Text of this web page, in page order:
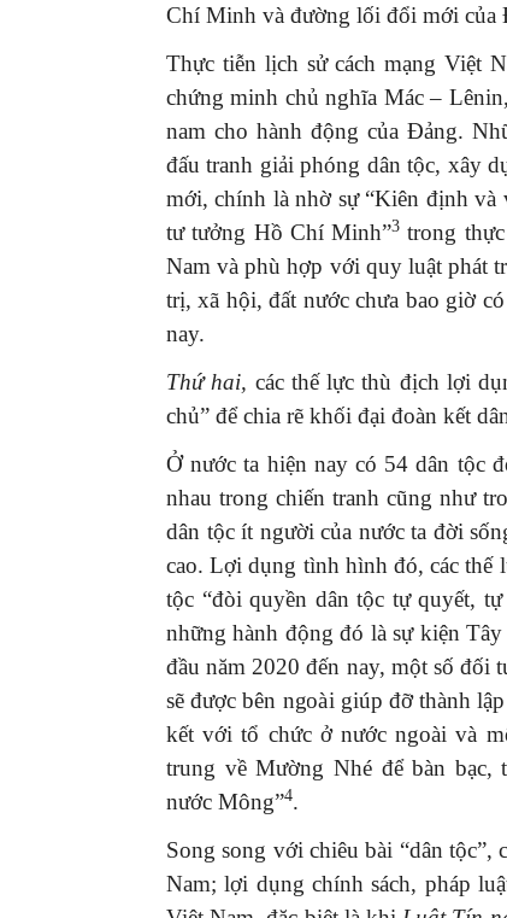
Chí Minh và đường lối đổi mới của
Thực tiễn lịch sử cách mạng Việt
chứng minh chủ nghĩa Mác –
nam cho hành động của Đảng.
đấu tranh giải phóng dân tộc, xây
mới, chính là nhờ sự “Kiên định và
tư tưởng Hồ Chí Minh”3 trong
Nam và phù hợp với quy luật phát
trị, xã hội, đất nước chưa bao giờ
nay.
Thứ hai, các thế lực thù địch lợi
chủ” để chia rẽ khối đại đoàn kết
Ở nước ta hiện nay có 54 dân tộc
nhau trong chiến tranh cũng như
dân tộc ít người của nước ta đời
cao. Lợi dụng tình hình đó, các thế
tộc “đòi quyền dân tộc tự quyết,
những hành động đó là sự kiện
đầu năm 2020 đến nay, một số đối
sẽ được bên ngoài giúp đỡ thành
kết với tổ chức ở nước ngoài và
trung về Mường Nhé để bàn bạc,
nước Mông”4.
Song song với chiêu bài “dân tộc”,
Nam; lợi dụng chính sách, pháp